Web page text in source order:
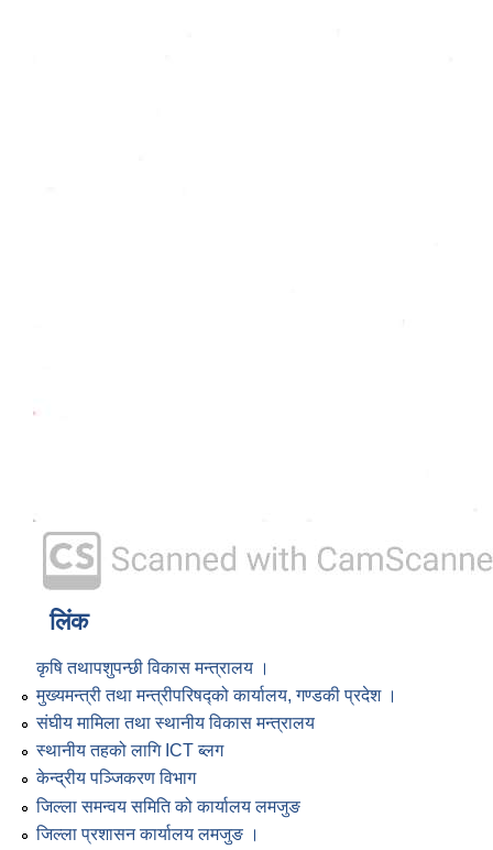
लिंक
कृषि तथापशुपन्छी विकास मन्त्रालय ।
मुख्यमन्त्री तथा मन्त्रीपरिषद्को कार्यालय, गण्डकी प्रदेश ।
संघीय मामिला तथा स्थानीय विकास मन्त्रालय
स्थानीय तहको लागि ICT ब्लग
केन्द्रीय पञ्जिकरण विभाग
जिल्ला समन्वय समिति को कार्यालय लमजुङ
जिल्ला प्रशासन कार्यालय लमजुङ ।